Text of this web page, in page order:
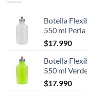
Botella
550 ml
$17.990
Botella
550 ml
$17.990